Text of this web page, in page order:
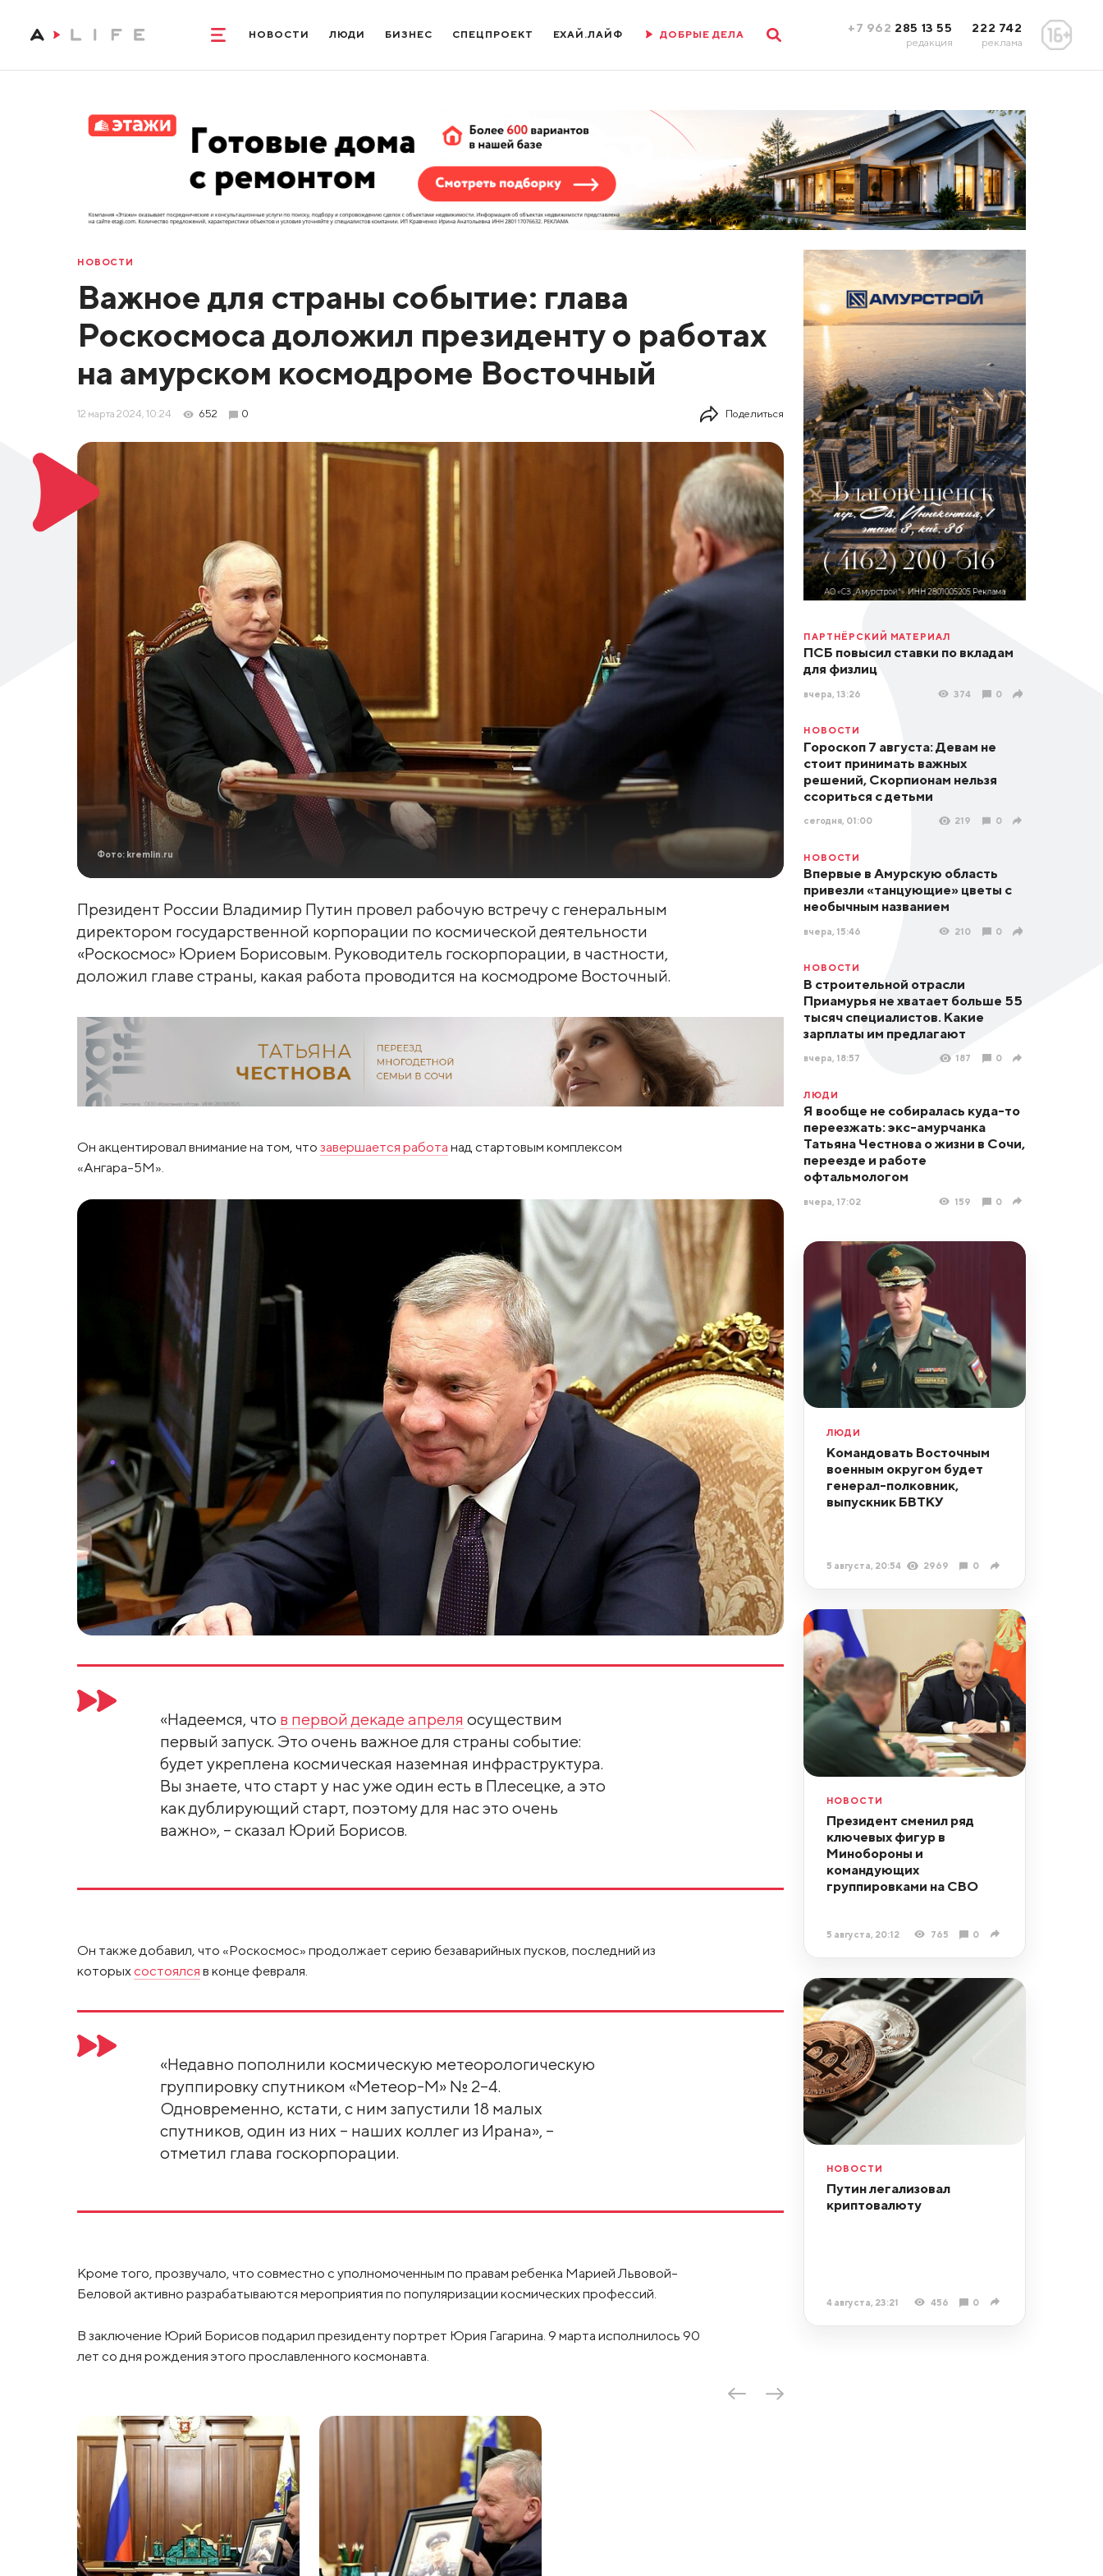
НОВОСТИ ЛЮДИ БИЗНЕС СПЕЦПРОЕКТ ЕХАЙ.ЛАЙФ ДОБРЫЕ ДЕЛА +7 962 285 13 55
редакция
222 742
реклама
НОВОСТИ
Важное для страны событие: глава
Роскосмоса доложил президенту о работах
на амурском космодроме Восточный
12 марта 2024, 10:24 652 0 Поделиться
Фото: kremlin.ru
Президент России Владимир Путин провел рабочую встречу с генеральным
директором государственной корпорации по космической деятельности
«Роскосмос» Юрием Борисовым. Руководитель госкорпорации, в частности,
доложил главе страны, какая работа проводится на космодроме Восточный.
Он акцентировал внимание на том, что завершается работа над стартовым комплексом
«Ангара-5М».
«Надеемся, что в первой декаде апреля осуществим
первый запуск. Это очень важное для страны событие:
будет укреплена космическая наземная инфраструктура.
Вы знаете, что старт у нас уже один есть в Плесецке, а это
как дублирующий старт, поэтому для нас это очень
важно», – сказал Юрий Борисов.
Он также добавил, что «Роскосмос» продолжает серию безаварийных пусков, последний из
которых состоялся в конце февраля.
«Недавно пополнили космическую метеорологическую
группировку спутником «Метеор-М» № 2–4.
Одновременно, кстати, с ним запустили 18 малых
спутников, один из них – наших коллег из Ирана», –
отметил глава госкорпорации.
Кроме того, прозвучало, что совместно с уполномоченным по правам ребенка Марией Львовой-
Беловой активно разрабатываются мероприятия по популяризации космических профессий.
В заключение Юрий Борисов подарил президенту портрет Юрия Гагарина. 9 марта исполнилось 90
лет со дня рождения этого прославленного космонавта.
ПАРТНЁРСКИЙ МАТЕРИАЛ
ПСБ повысил ставки по вкладам
для физлиц
вчера, 13:26 374 0
НОВОСТИ
Гороскоп 7 августа: Девам не
стоит принимать важных
решений, Скорпионам нельзя
ссориться с детьми
сегодня, 01:00 219 0
НОВОСТИ
Впервые в Амурскую область
привезли «танцующие» цветы с
необычным названием
вчера, 15:46 210 0
НОВОСТИ
В строительной отрасли
Приамурья не хватает больше 55
тысяч специалистов. Какие
зарплаты им предлагают
вчера, 18:57 187 0
ЛЮДИ
Я вообще не собиралась куда-то
переезжать: экс-амурчанка
Татьяна Честнова о жизни в Сочи,
переезде и работе
офтальмологом
вчера, 17:02 159 0
ЛЮДИ
Командовать Восточным
военным округом будет
генерал-полковник,
выпускник БВТКУ
5 августа, 20:54 2969 0
НОВОСТИ
Президент сменил ряд
ключевых фигур в
Минобороны и
командующих
группировками на СВО
5 августа, 20:12 765 0
НОВОСТИ
Путин легализовал
криптовалюту
4 августа, 23:21 456 0